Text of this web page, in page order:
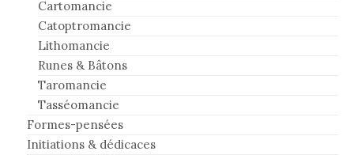
Cartomancie
Catoptromancie
Lithomancie
Runes & Bâtons
Taromancie
Tasséomancie
Formes-pensées
Initiations & dédicaces